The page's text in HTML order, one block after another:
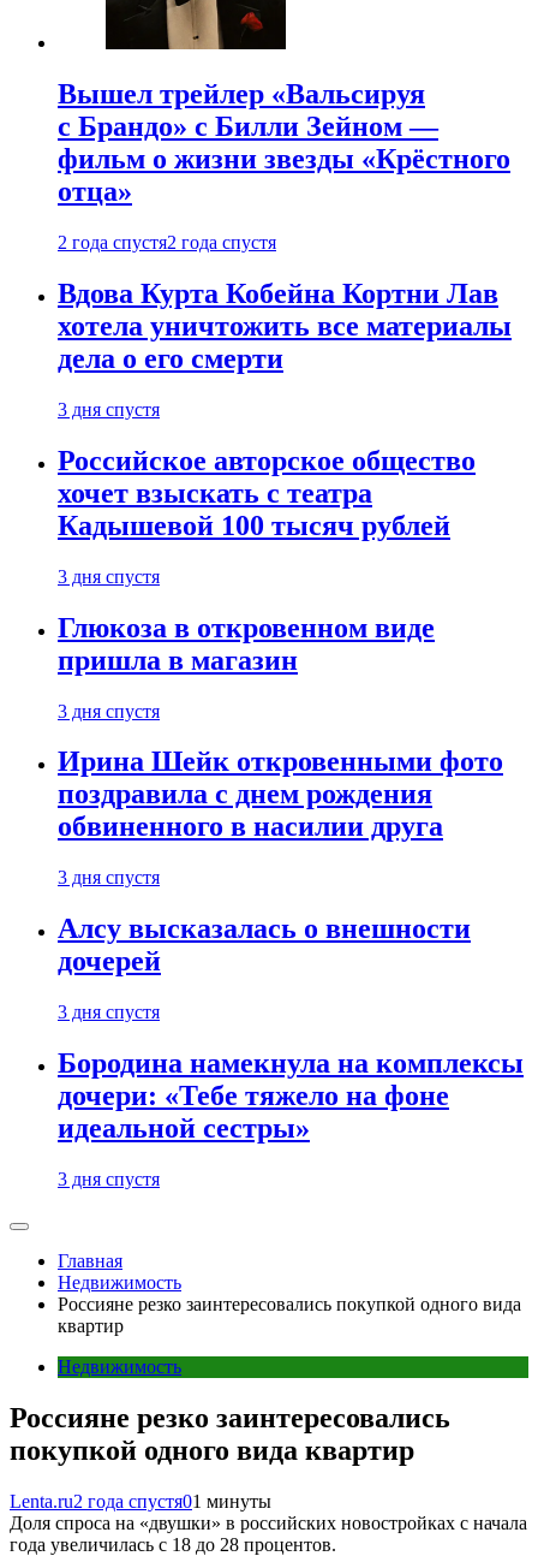
Вышел трейлер «Вальсируя
с Брандо» с Билли Зейном —
фильм о жизни звезды «Крёстного
отца»
2 года спустя2 года спустя
Вдова Курта Кобейна Кортни Лав
хотела уничтожить все материалы
дела о его смерти
3 дня спустя
Российское авторское общество
хочет взыскать с театра
Кадышевой 100 тысяч рублей
3 дня спустя
Глюкоза в откровенном виде
пришла в магазин
3 дня спустя
Ирина Шейк откровенными фото
поздравила с днем рождения
обвиненного в насилии друга
3 дня спустя
Алсу высказалась о внешности
дочерей
3 дня спустя
Бородина намекнула на комплексы
дочери: «Тебе тяжело на фоне
идеальной сестры»
3 дня спустя
Главная
Недвижимость
Россияне резко заинтересовались покупкой одного вида
квартир
Недвижимость
Россияне резко заинтересовались
покупкой одного вида квартир
Lenta.ru2 года спустя01 минуты
Доля спроса на «двушки» в российских новостройках с начала
года увеличилась с 18 до 28 процентов.